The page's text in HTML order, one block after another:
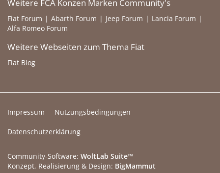
Weitere FCA Konzen Marken Community's
Fiat Forum Abarth Forum Jeep Forum
Lancia Forum
Alfa Romeo Forum
Weitere Webseiten zum Thema Fiat
Fiat Blog
Impressum Nutzungsbedingungen
Datenschutzerklärung
Community-Software: WoltLab Suite™
Konzept, Realisierung & Design: BigMammut